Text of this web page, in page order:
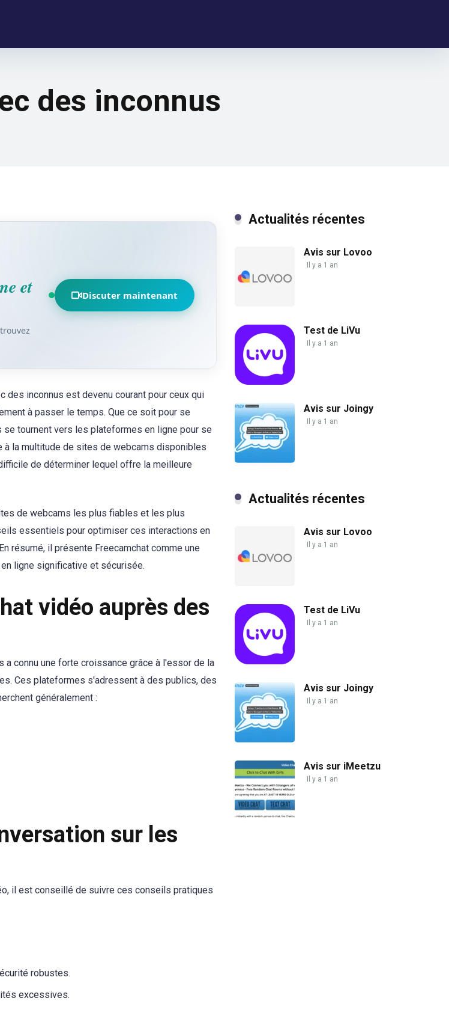
des inconnus
et
Discuter maintenant
des inconnus est devenu courant pour ceux qui
à passer le temps. Que ce soit pour se
se tournent vers les plateformes en ligne pour se
à la multitude de sites de webcams disponibles
de déterminer lequel offre la meilleure
de webcams les plus fiables et les plus
essentiels pour optimiser ces interactions en
résumé, il présente Freecamchat comme une
ligne significative et sécurisée.
vidéo auprès des
connu une forte croissance grâce à l'essor de la
Ces plateformes s'adressent à des publics, des
généralement :
sur les
il est conseillé de suivre ces conseils pratiques
robustes.
excessives.
Actualités récentes
Avis sur Lovoo
Il y a 1 an
Test de LiVu
Il y a 1 an
Avis sur Joingy
Il y a 1 an
Actualités récentes
Avis sur Lovoo
Il y a 1 an
Test de LiVu
Il y a 1 an
Avis sur Joingy
Il y a 1 an
Avis sur iMeetzu
Il y a 1 an